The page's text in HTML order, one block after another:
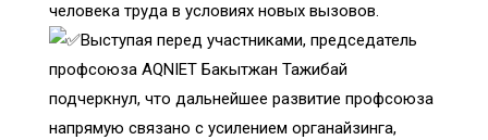
человека труда в условиях новых вызовов.
Выступая перед участниками, председатель
профсоюза AQNIET Бакытжан Тажибай
подчеркнул, что дальнейшее развитие профсоюза
напрямую связано с усилением органайзинга,